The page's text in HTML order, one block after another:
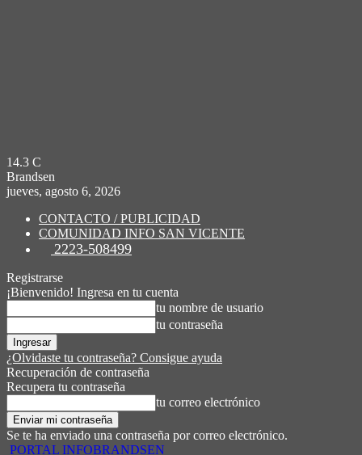
14.3 C
Brandsen
jueves, agosto 6, 2026
CONTACTO / PUBLICIDAD
COMUNIDAD INFO SAN VICENTE
2223-508499
Registrarse
¡Bienvenido! Ingresa en tu cuenta
tu nombre de usuario
tu contraseña
¿Olvidaste tu contraseña? Consigue ayuda
Recuperación de contraseña
Recupera tu contraseña
tu correo electrónico
Se te ha enviado una contraseña por correo electrónico.
PORTAL INFOBRANDSEN